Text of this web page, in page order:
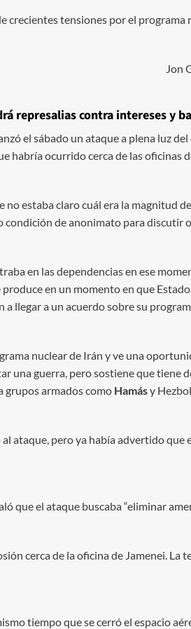
crecientes tensiones por el
Jon
represalias contra intereses y
el sábado un ataque a plena luz
habría ocurrido cerca de las oficinas
estaba claro cuál era la magnitud
de anonimato para discutir
en las dependencias en ese
en un momento en que
llegar a un acuerdo sobre su
nuclear de Irán y ve una
una guerra, pero sostiene que
grupos armados como Hamásy
ataque, pero ya había advertido
que el ataque buscaba “eliminar
cerca de la oficina de Jamenei.
tiempo que se cerró el espacio